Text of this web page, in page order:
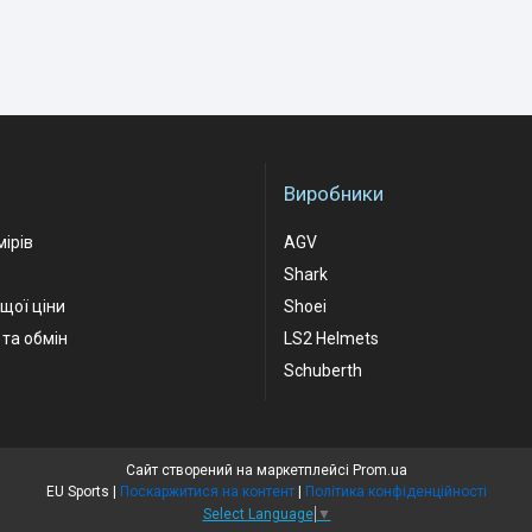
ціни
обмін
Виробники
AGV
Shark
Shoei
LS2 Helmets
Schuberth
Сайт створений на маркетплейсі Prom.ua
Поскаржитися на контент
Політика конфіденційності
Select Language ▼